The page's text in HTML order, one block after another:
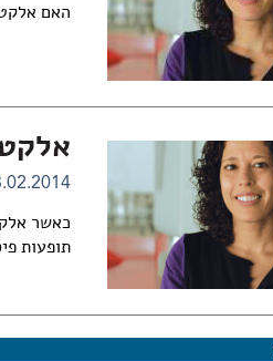
האם
כאשר
תופעות